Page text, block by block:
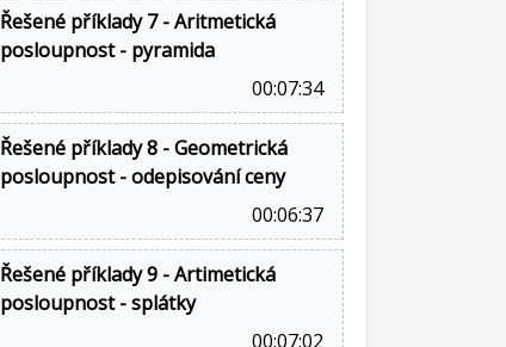
Řešené příklady 7 - Aritmetická
posloupnost - pyramida
00:07:34
Řešené příklady 8 - Geometrická
posloupnost - odepisování ceny
00:06:37
Řešené příklady 9 - Artimetická
posloupnost - splátky
00:07:02